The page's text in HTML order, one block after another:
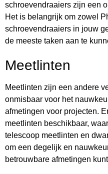
schroevendraaiers zijn een
Het is belangrijk om zowel
schroevendraaiers in jouw
de meeste taken aan te
Meetlinten
Meetlinten zijn een andere
onmisbaar voor het
afmetingen voor projecten.
meetlinten beschikbaar,
telescoop meetlinten en
om een degelijk en
betrouwbare afmetingen